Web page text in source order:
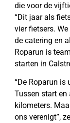
die voor de
“Dit jaar als
vier fietsers.
de catering en
Roparun is
starten in
“De Roparun is
Tussen start
kilometers.
ons verenigt”,